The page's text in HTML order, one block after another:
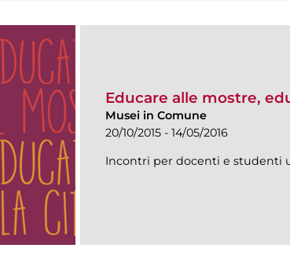
Educare alle mostre,
Musei in Comune
20/10/2015 - 14/05/2016
Incontri per docenti e studenti